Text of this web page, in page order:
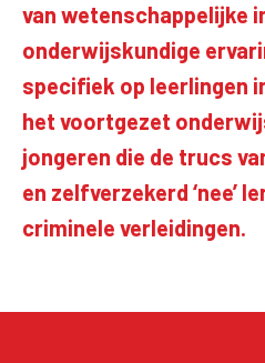
van wetenschappelijke
onderwijskundige
specifiek op leerlingen
het voortgezet
jongeren die de trucs
en zelfverzekerd ‘nee’
criminele verleidingen.